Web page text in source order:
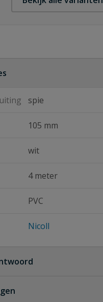
spie
105 mm
wit
4 meter
PVC
Nicoll